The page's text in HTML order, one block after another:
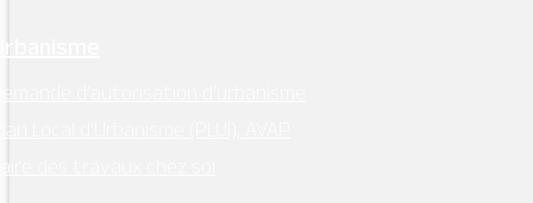
d’autorisation d’urbanisme
Local d’Urbanisme (PLUI), AVAP
des travaux chez soi